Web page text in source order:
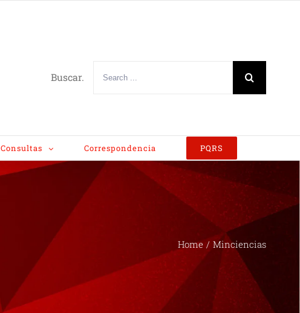
Buscar.
Consultas Correspondencia PQRS
Home / Minciencias